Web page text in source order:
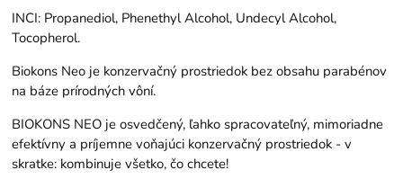
INCI: Propanediol, Phenethyl Alcohol, Undecyl Alcohol,
Tocopherol.
Biokons Neo je konzervačný prostriedok bez obsahu parabénov
na báze prírodných vôní.
BIOKONS NEO je osvedčený, ľahko spracovateľný, mimoriadne
efektívny a príjemne voňajúci konzervačný prostriedok - v
skratke: kombinuje všetko, čo chcete!